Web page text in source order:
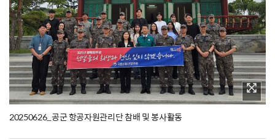
20250626_공군 항공자원관리단 참배 및 봉사활동